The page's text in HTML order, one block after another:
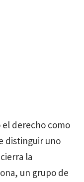
el derecho como
distinguir uno
la
un grupo de